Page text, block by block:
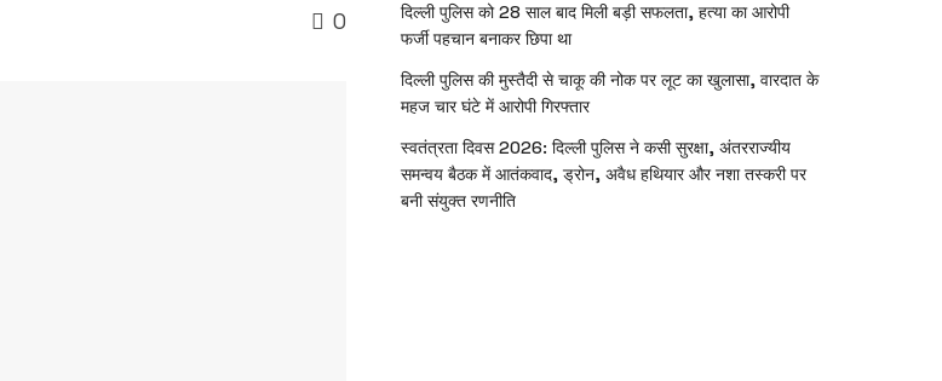
0
दिल्ली पुलिस को 28 साल बाद मिली बड़ी सफलता, हत्या का आरोपी
फर्जी पहचान बनाकर छिपा था
दिल्ली पुलिस की मुस्तैदी से चाकू की नोक पर लूट का खुलासा, वारदात के
महज चार घंटे में आरोपी गिरफ्तार
स्वतंत्रता दिवस 2026: दिल्ली पुलिस ने कसी सुरक्षा, अंतरराज्यीय
समन्वय बैठक में आतंकवाद, ड्रोन, अवैध हथियार और नशा तस्करी पर
बनी संयुक्त रणनीति